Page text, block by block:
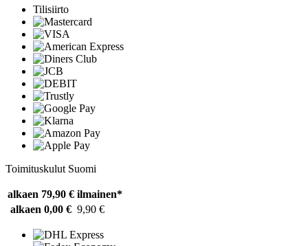
Tilisiirto
Toimituskulut Suomi
alkaen 79,90 € ilmainen*
alkaen 0,00 € 9,90 €